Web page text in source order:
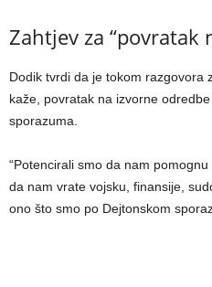
Zahtjev za “povratak
Dodik tvrdi da je tokom razgovora
kaže, povratak na izvorne
sporazuma.
“Potencirali smo da nam
da nam vrate vojsku, finansije,
ono što smo po Dejtonskom